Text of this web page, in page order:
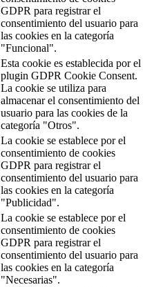
GDPR para registrar el
consentimiento del usuario para
las cookies en la categoría
"Funcional".
Esta cookie es establecida por el
plugin GDPR Cookie Consent.
La cookie se utiliza para
almacenar el consentimiento del
usuario para las cookies de la
categoría "Otros".
La cookie se establece por el
consentimiento de cookies
GDPR para registrar el
consentimiento del usuario para
las cookies en la categoría
"Publicidad".
La cookie se establece por el
consentimiento de cookies
GDPR para registrar el
consentimiento del usuario para
las cookies en la categoría
"Necesarias".